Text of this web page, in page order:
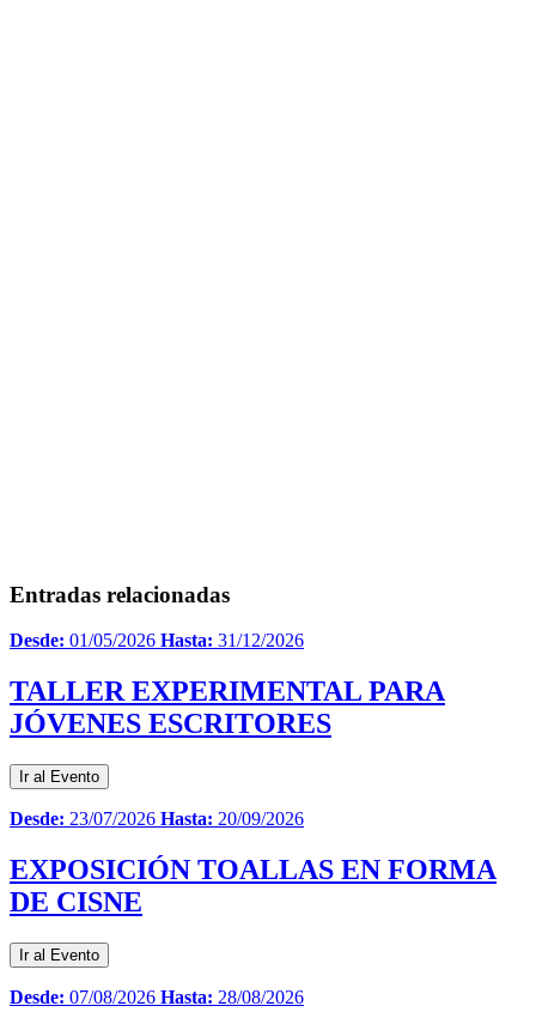
Entradas relacionadas
Desde: 01/05/2026 Hasta: 31/12/2026
TALLER EXPERIMENTAL PARA
JÓVENES ESCRITORES
Ir al Evento
Desde: 23/07/2026 Hasta: 20/09/2026
EXPOSICIÓN TOALLAS EN FORMA
DE CISNE
Ir al Evento
Desde: 07/08/2026 Hasta: 28/08/2026